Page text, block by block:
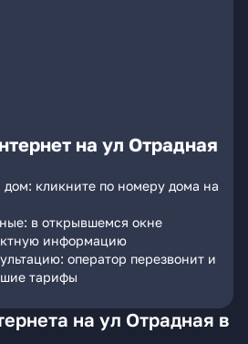
на ул Отрадная
дом: кликните по номеру дома на
в открывшемся окне
информацию
оператор перезвонит и
тарифы
на ул Отрадная в